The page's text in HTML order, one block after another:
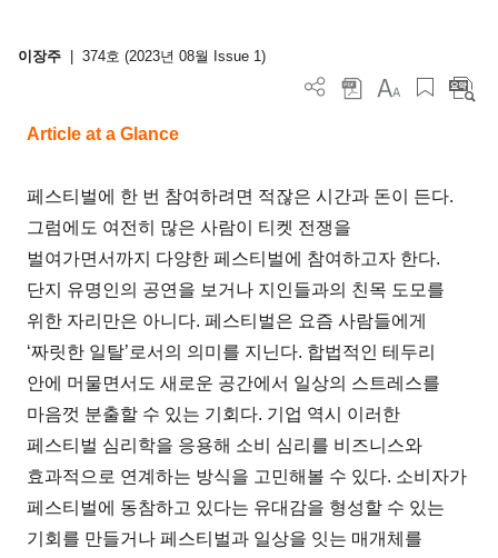
이장주 374호 (2023년 08월 Issue 1)
Article at a Glance
페스티벌에 한 번 참여하려면 적잖은 시간과 돈이 든다.
그럼에도 여전히 많은 사람이 티켓 전쟁을
벌여가면서까지 다양한 페스티벌에 참여하고자 한다.
단지 유명인의 공연을 보거나 지인들과의 친목 도모를
위한 자리만은 아니다. 페스티벌은 요즘 사람들에게
‘짜릿한 일탈’로서의 의미를 지닌다. 합법적인 테두리
안에 머물면서도 새로운 공간에서 일상의 스트레스를
마음껏 분출할 수 있는 기회다. 기업 역시 이러한
페스티벌 심리학을 응용해 소비 심리를 비즈니스와
효과적으로 연계하는 방식을 고민해볼 수 있다. 소비자가
페스티벌에 동참하고 있다는 유대감을 형성할 수 있는
기회를 만들거나 페스티벌과 일상을 잇는 매개체를